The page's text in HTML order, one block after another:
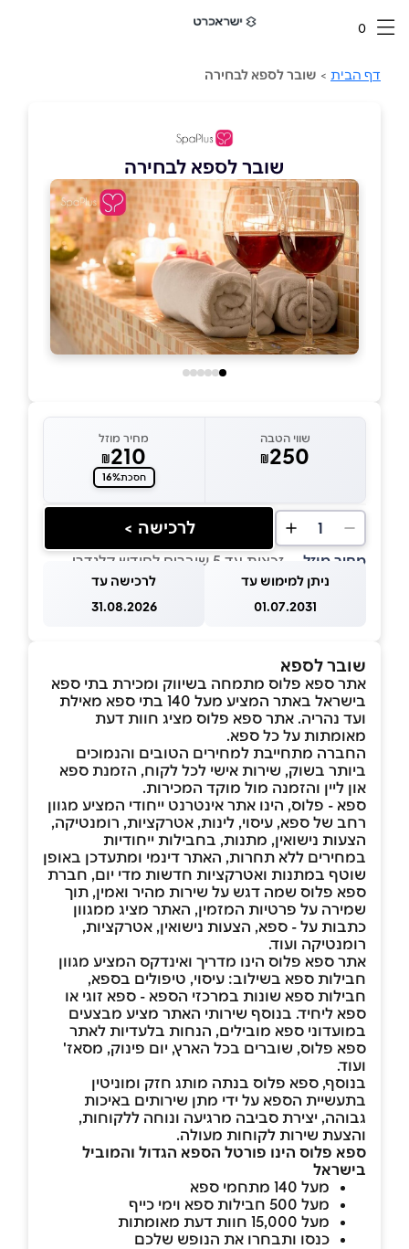
0
דף הבית > שובר לספא לבחירה
שובר לספא לבחירה
שווי הטבה
₪250
מחיר מוזל
₪210
חסכת16%
1 לרכישה >
מחיר מוזל — זכאות עד 5 שוברים לחודש קלנדרי
ניתן למימוש עד
01.07.2031
לרכישה עד
31.08.2026
שובר לספא
אתר ספא פלוס מתמחה בשיווק ומכירת בתי ספא
בישראל באתר המציע מעל 140 בתי ספא מאילת
ועד נהריה. אתר ספא פלוס מציג חוות דעת
מאומתות על כל ספא.
החברה מתחייבת למחירים הטובים והנמוכים
ביותר בשוק, שירות אישי לכל לקוח, הזמנת ספא
און ליין והזמנה מול מוקד המכירות.
ספא - פלוס, הינו אתר אינטרנט ייחודי המציע מגוון
רחב של ספא, עיסוי, לינות, אטרקציות, רומנטיקה,
הצעות נישואין, מתנות, בחבילות ייחודיות
במחירים ללא תחרות, האתר דינמי ומתעדכן באופן
שוטף במתנות ואטרקציות חדשות מדי יום, חברת
ספא פלוס שמה דגש על שירות מהיר ואמין, תוך
שמירה על פרטיות המזמין, האתר מציג ממגוון
כתבות על - ספא, הצעות נישואין, אטרקציות,
רומנטיקה ועוד.
אתר ספא פלוס הינו מדריך ואינדקס המציע מגוון
חבילות ספא בשילוב: עיסוי, טיפולים בספא,
חבילות ספא שונות במרכזי הספא - ספא זוגי או
ספא ליחיד. בנוסף שירותי האתר מציע מבצעים
במועדוני ספא מובילים, הנחות בלעדיות לאתר
ספא פלוס, שוברים בכל הארץ, יום פינוק, מסאז'
ועוד.
בנוסף, ספא פלוס בנתה מותג חזק ומוניטין
בתעשיית הספא על ידי מתן שירותים באיכות
גבוהה, יצירת סביבה מרגיעה ונוחה ללקוחות,
והצעת שירות לקוחות מעולה.
ספא פלוס הינו פורטל הספא הגדול והמוביל
בישראל
מעל 140 מתחמי ספא
מעל 500 חבילות ספא וימי כייף
מעל 15,000 חוות דעת מאומתות
כנסו ותבחרו את הנופש שלכם